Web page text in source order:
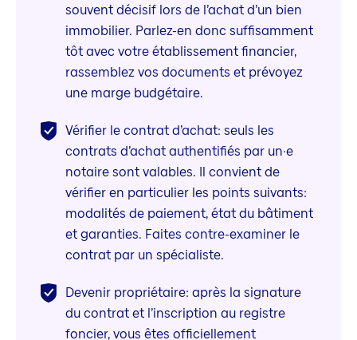
souvent décisif lors de l’achat d’un bien
immobilier. Parlez-en donc suffisamment
tôt avec votre établissement financier,
rassemblez vos documents et prévoyez
une marge budgétaire.
Vérifier le contrat d’achat: seuls les
contrats d’achat authentifiés par un·e
notaire sont valables. Il convient de
vérifier en particulier les points suivants:
modalités de paiement, état du bâtiment
et garanties. Faites contre-examiner le
contrat par un spécialiste.
Devenir propriétaire: après la signature
du contrat et l’inscription au registre
foncier, vous êtes officiellement